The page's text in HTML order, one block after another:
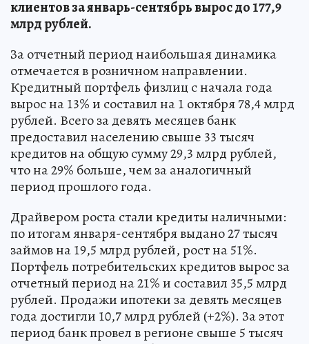
клиентов за январь-сентябрь вырос до 177,9
млрд рублей.
За отчетный период наибольшая динамика
отмечается в розничном направлении.
Кредитный портфель физлиц с начала года
вырос на 13% и составил на 1 октября 78,4 млрд
рублей. Всего за девять месяцев банк
предоставил населению свыше 33 тысяч
кредитов на общую сумму 29,3 млрд рублей,
что на 29% больше, чем за аналогичный
период прошлого года.
Драйвером роста стали кредиты наличными:
по итогам января-сентября выдано 27 тысяч
займов на 19,5 млрд рублей, рост на 51%.
Портфель потребительских кредитов вырос за
отчетный период на 21% и составил 35,5 млрд
рублей. Продажи ипотеки за девять месяцев
года достигли 10,7 млрд рублей (+2%). За этот
период банк провел в регионе свыше 5 тысяч